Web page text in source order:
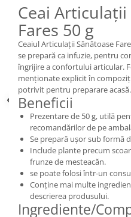
Ceai Articulații
Fares 50 g
Ceaiul Articulații Sănătoase
se prepară ca infuzie, pentru
îngrijire a confortului articular.
menționate explicit în
potrivit pentru preparare acasă.
Beneficii
Prezentare de 50 g, utilă
recomandărilor de pe
Se prepară ușor sub formă
Include plante precum
frunze de mesteacăn.
se poate folosi într-un
Conține mai multe
descrierea produsului.
Ingrediente/